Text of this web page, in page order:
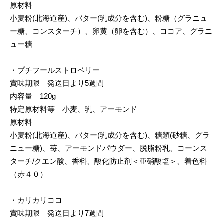
原材料
小麦粉(北海道産)、バター(乳成分を含む)、粉糖（グラニュ
ー糖、コンスターチ）、卵黄（卵を含む）、ココア、グラニ
ュー糖
・プチフールストロベリー
賞味期限 発送日より5週間
内容量 120g
特定原材料等 小麦、乳、アーモンド
原材料
小麦粉(北海道産)、バター(乳成分を含む)、糖類(砂糖、グラ
ニュー糖)、苺、アーモンドパウダー、脱脂粉乳、コーンス
ターチ/クエン酸、香料、酸化防止剤＜亜硝酸塩＞、着色料
（赤４０）
・カリカリココ
賞味期限 発送日より7週間